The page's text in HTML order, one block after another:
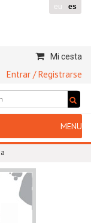
eu es
Mi cesta
Entrar / Registrarse